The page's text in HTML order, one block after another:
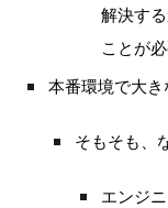
解決す
ことが
本番環境で大
そもそも、
エンジ